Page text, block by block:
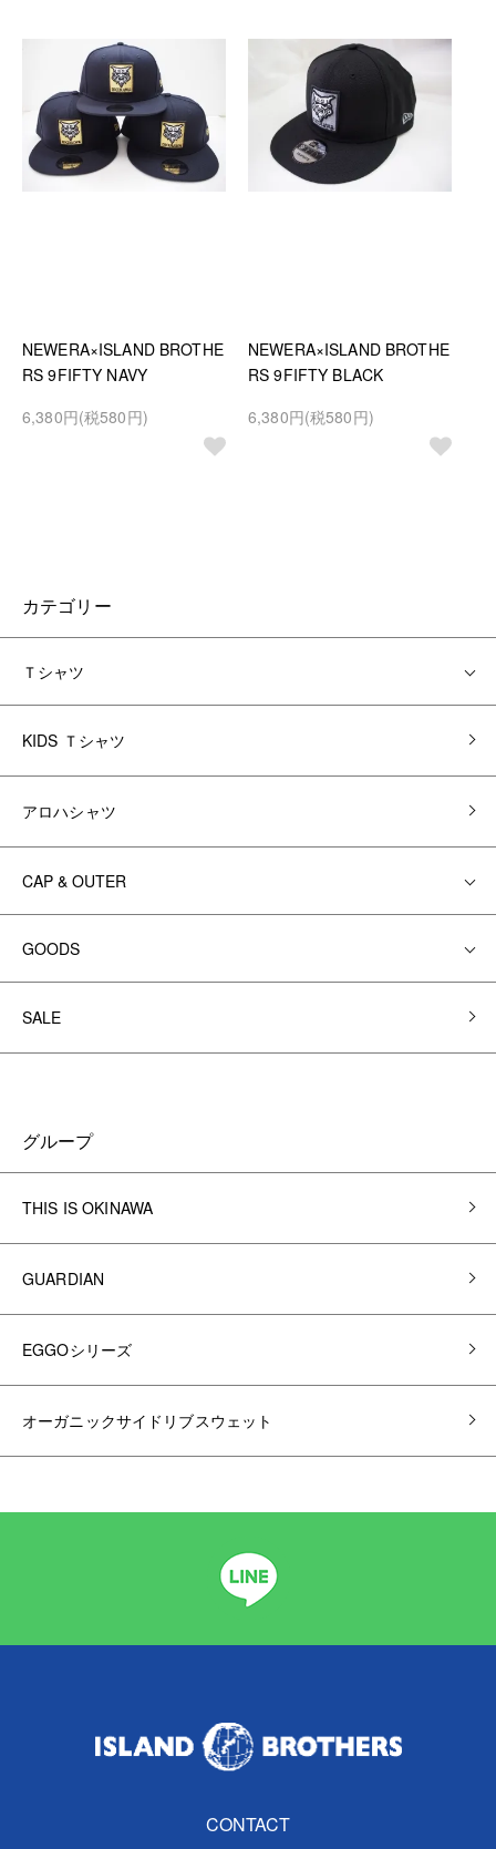
NEWERA×ISLAND BROTHE
RS 9FIFTY NAVY
6,380円(税580円)
NEWERA×ISLAND BROTHE
RS 9FIFTY BLACK
6,380円(税580円)
カテゴリー
Ｔシャツ
KIDS Ｔシャツ
アロハシャツ
CAP & OUTER
GOODS
SALE
グループ
THIS IS OKINAWA
GUARDIAN
EGGOシリーズ
オーガニックサイドリブスウェット
CONTACT